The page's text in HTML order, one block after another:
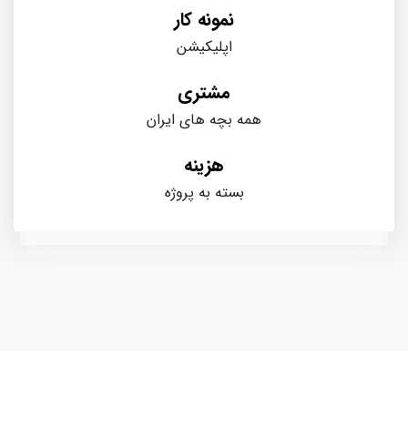
نمونه کار
اپلیکیشن
مشتری
همه بچه های ایران
هزینه
بسته به پروژه